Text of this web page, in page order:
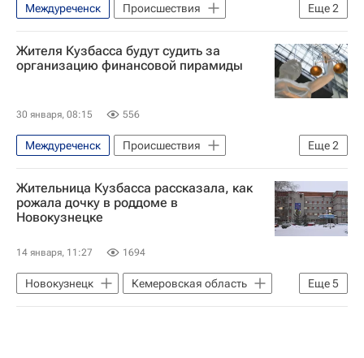
Еще2
Междуреченск
Происшествия
Кемеровская область
Россия
Жителя Кузбасса будут судить за
организацию финансовой пирамиды
30 января, 08:15 556
Еще2
Междуреченск
Происшествия
Россия
Кемеровская область
Жительница Кузбасса рассказала, как
рожала дочку в роддоме в
Новокузнецке
14 января, 11:27 1694
Еще5
Новокузнецк
Кемеровская область
Россия
Светлана Петренко